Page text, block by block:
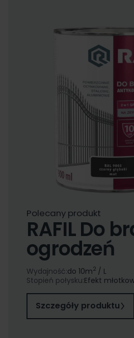
Polecany produkt
RAFIL Do
ogrodzeń
Wydajność:do 10m2 / L
Stopień połysku:Efekt
Szczegóły produktu